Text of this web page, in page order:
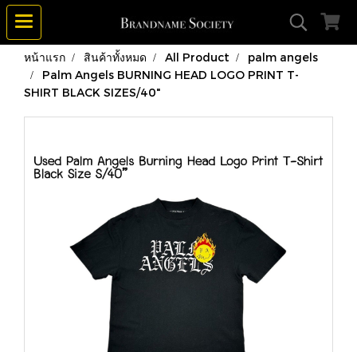
หน้าแรก สินค้าทั้งหมด All Product
palm angels
Palm Angels BURNING HEAD LOGO PRINT T-
SHIRT BLACK SIZES/40"